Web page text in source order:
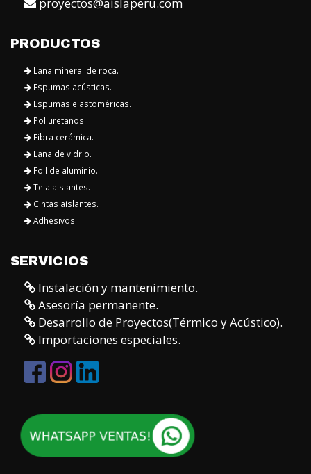
Espumas elastoméricas.
Poliuretanos.
Fibra cerámica.
Lana de vidrio.
Foil de aluminio.
Tela aislantes.
Cintas aislantes.
Adhesivos.
SERVICIOS
Desarrollo de Proyectos(Térmico y Acústico).
Importaciones especiales.